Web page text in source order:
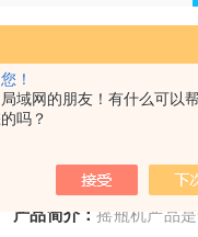
！
域网的朋友！有什么可以
吗？
小容量摇瓶
产品简介：摇瓶机产品